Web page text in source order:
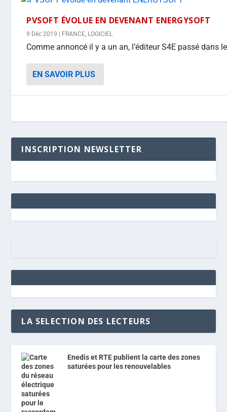
PVSOFT ÉVOLUE EN DEVENANT ENERGYSOFT
9 Déc 2019 FRANCE, LOGICIEL
Comme annoncé il y a un an, l’éditeur S4E passé dans
EN SAVOIR PLUS
INSCRIPTION NEWSLETTER
LA SELECTION DES LECTEURS
Enedis et RTE publient la carte des zones
saturées pour les renouvelables